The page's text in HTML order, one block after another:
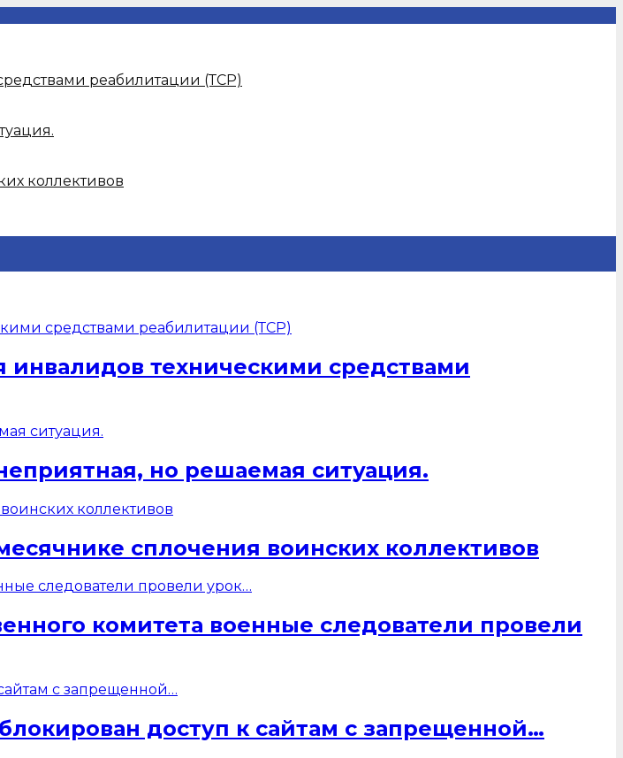
реабилитации (ТСР)
коллективов
инвалидов техническими средствами
но решаемая ситуация.
сплочения воинских коллективов
комитета военные следователи провели
доступ к сайтам с запрещенной…